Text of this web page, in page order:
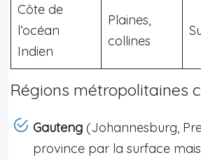
Côte de
l’océan
Indien
Plaines,
collines
Régions métropolitaines
Gauteng (Johannesburg,
province par la surface